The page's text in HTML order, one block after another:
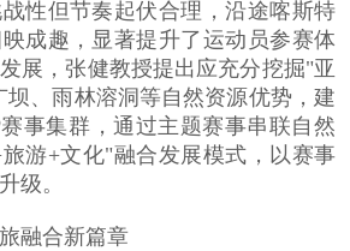
性但节奏起伏合理，沿途喀斯特
成趣，显著提升了运动员参赛体
展，张健教授提出应充分挖掘"亚
、雨林溶洞等自然资源优势，建
事集群，通过主题赛事串联自然
游+文化"融合发展模式，以赛事
级。
融合新篇章